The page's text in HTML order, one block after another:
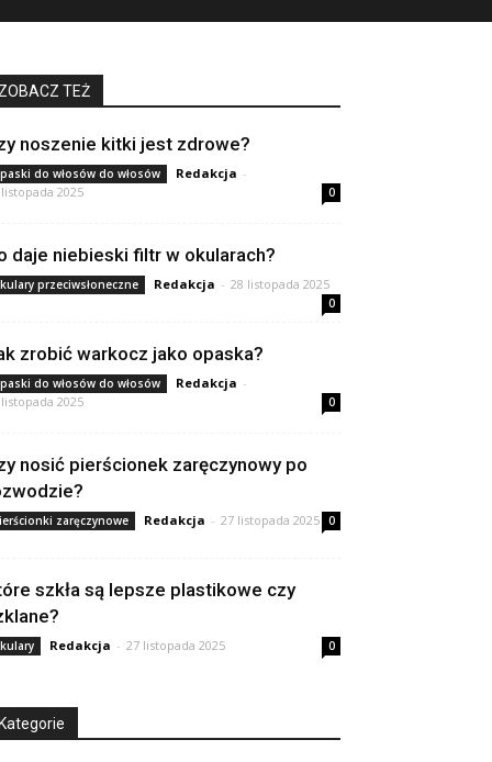
ZOBACZ TEŻ
noszenie kitki jest zdrowe?
do włosów do włosów Redakcja -
2025
0
daje niebieski filtr w okularach?
przeciwsłoneczne Redakcja - 28 listopada 2025
0
zrobić warkocz jako opaska?
do włosów do włosów Redakcja -
2025
0
nosić pierścionek zaręczynowy po
zaręczynowe Redakcja - 27 listopada 2025 0
szkła są lepsze plastikowe czy
Redakcja - 27 listopada 2025 0
Kategorie